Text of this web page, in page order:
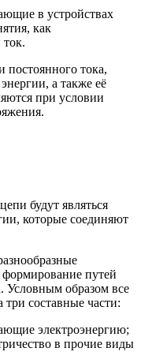
в устройствах
как
постоянного тока,
а также её
при условии
будут являться
которые соединяют
путей
Условным образом все
три составные части:
электроэнергию;
в прочие виды